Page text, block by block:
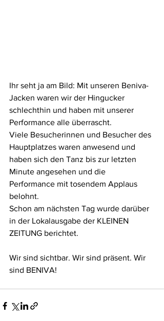
Ihr seht ja am Bild: Mit unseren Beniva-
Jacken waren wir der Hingucker
schlechthin und haben mit unserer
Performance alle überrascht.
Viele Besucherinnen und Besucher des
Hauptplatzes waren anwesend und
haben sich den Tanz bis zur letzten
Minute angesehen und die
Performance mit tosendem Applaus
belohnt.
Schon am nächsten Tag wurde darüber
in der Lokalausgabe der KLEINEN
ZEITUNG berichtet.
Wir sind sichtbar. Wir sind präsent. Wir
sind BENIVA!